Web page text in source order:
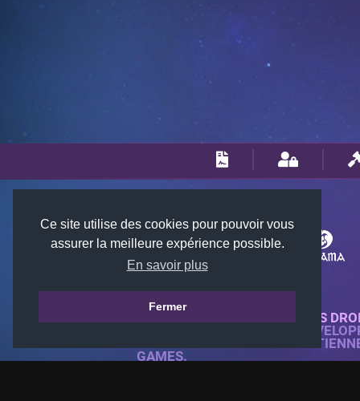
Ce site utilise des cookies pour pouvoir vous
assurer la meilleure expérience possible.
En savoir plus
Fermer
© 2018-2026 KTARENA. TOUS
SITE WEB ENTIÈREMENT
TOUTES LES IMAGES
GAMES.